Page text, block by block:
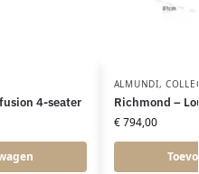
4-seater
ALMUNDI,
Richmond –
€794,00